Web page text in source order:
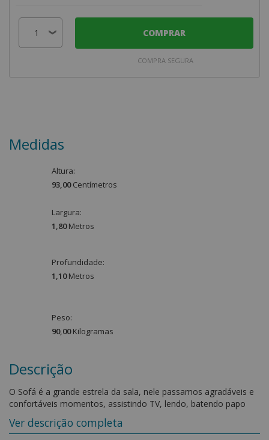
COMPRAR
COMPRA SEGURA
Medidas
Altura:
93,00 Centímetros
Largura:
1,80 Metros
Profundidade:
1,10 Metros
Peso:
90,00 Kilogramas
Descrição
O Sofá é a grande estrela da sala, nele passamos agradáveis e
confortáveis momentos, assistindo TV, lendo, batendo papo
com amigos, brincando com os filhos, namorando ou
simplesmente relaxando depois de um dia cansativo de
Ver descrição completa